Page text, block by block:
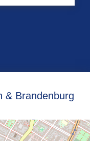
& Brandenburg